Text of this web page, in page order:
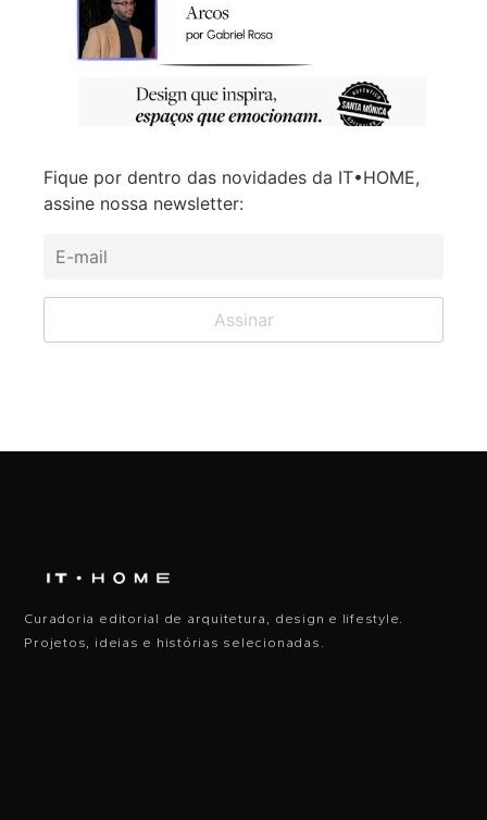
Fique por dentro das novidades da IT•HOME,
assine nossa newsletter:
Curadoria editorial de arquitetura, design e lifestyle.
Projetos, ideias e histórias selecionadas.